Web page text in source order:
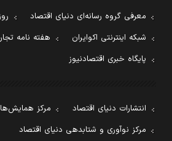
معرفی گروه رسانه‌ای دنیای اقتصاد
شبکه اینترنتی اکوایران
هفته نامه
پایگاه خبری اقتصادنیوز
انتشارات دنیای اقتصاد
مرکز
مرکز نوآوری و شتابدهی دنیای اقتصاد